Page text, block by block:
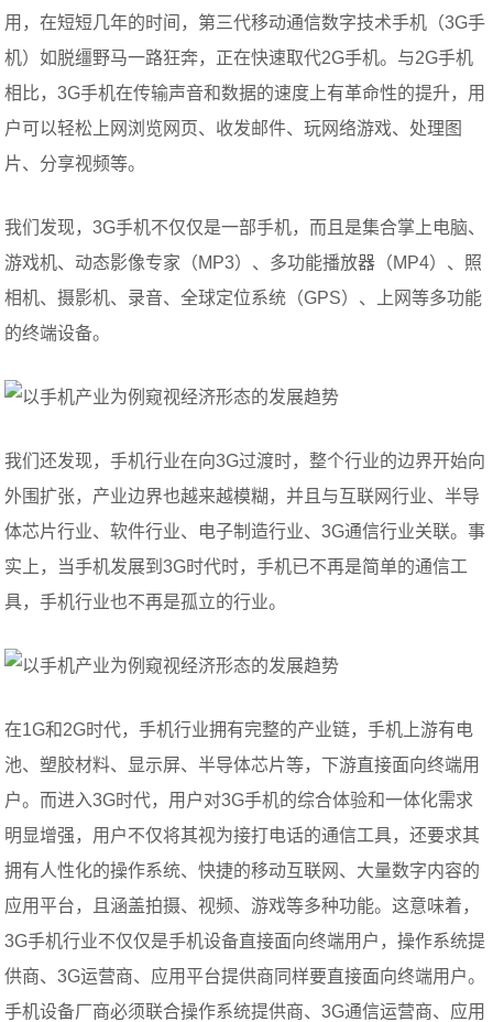
用，在短短几年的时间，第三代移动通信数字技术手机（3G手
机）如脱缰野马一路狂奔，正在快速取代2G手机。与2G手机
相比，3G手机在传输声音和数据的速度上有革命性的提升，用
户可以轻松上网浏览网页、收发邮件、玩网络游戏、处理图
片、分享视频等。
我们发现，3G手机不仅仅是一部手机，而且是集合掌上电脑、
游戏机、动态影像专家（MP3）、多功能播放器（MP4）、照
相机、摄影机、录音、全球定位系统（GPS）、上网等多功能
的终端设备。
我们还发现，手机行业在向3G过渡时，整个行业的边界开始向
外围扩张，产业边界也越来越模糊，并且与互联网行业、半导
体芯片行业、软件行业、电子制造行业、3G通信行业关联。事
实上，当手机发展到3G时代时，手机已不再是简单的通信工
具，手机行业也不再是孤立的行业。
在1G和2G时代，手机行业拥有完整的产业链，手机上游有电
池、塑胶材料、显示屏、半导体芯片等，下游直接面向终端用
户。而进入3G时代，用户对3G手机的综合体验和一体化需求
明显增强，用户不仅将其视为接打电话的通信工具，还要求其
拥有人性化的操作系统、快捷的移动互联网、大量数字内容的
应用平台，且涵盖拍摄、视频、游戏等多种功能。这意味着，
3G手机行业不仅仅是手机设备直接面向终端用户，操作系统提
供商、3G运营商、应用平台提供商同样要直接面向终端用户。
手机设备厂商必须联合操作系统提供商、3G通信运营商、应用